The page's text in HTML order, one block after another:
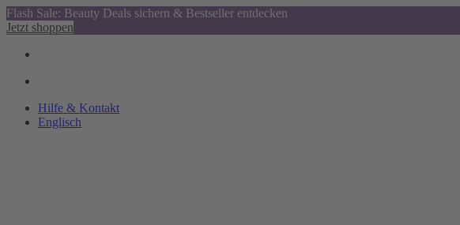
Flash Sale: Beauty Deals sichern & Bestseller entdecken
Jetzt shoppen
Hilfe & Kontakt
Englisch